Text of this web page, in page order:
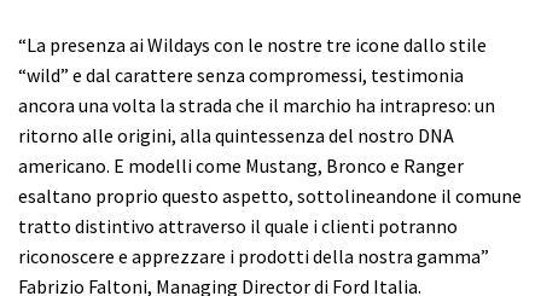
“La presenza ai Wildays con le nostre tre icone dallo stile
“wild” e dal carattere senza compromessi, testimonia
ancora una volta la strada che il marchio ha intrapreso: un
ritorno alle origini, alla quintessenza del nostro DNA
americano. E modelli come Mustang, Bronco e Ranger
esaltano proprio questo aspetto, sottolineandone il comune
tratto distintivo attraverso il quale i clienti potranno
riconoscere e apprezzare i prodotti della nostra gamma”
Fabrizio Faltoni, Managing Director di Ford Italia.